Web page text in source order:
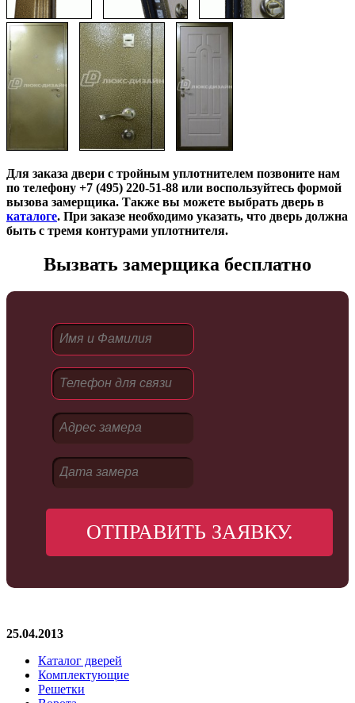
Для заказа двери с тройным уплотнителем позвоните нам
по телефону +7 (495) 220-51-88 или воспользуйтесь формой
вызова замерщика. Также вы можете выбрать дверь в
каталоге. При заказе необходимо указать, что дверь должна
быть с тремя контурами уплотнителя.
Вызвать замерщика бесплатно
ОТПРАВИТЬ ЗАЯВКУ.
25.04.2013
Каталог дверей
Комплектующие
Решетки